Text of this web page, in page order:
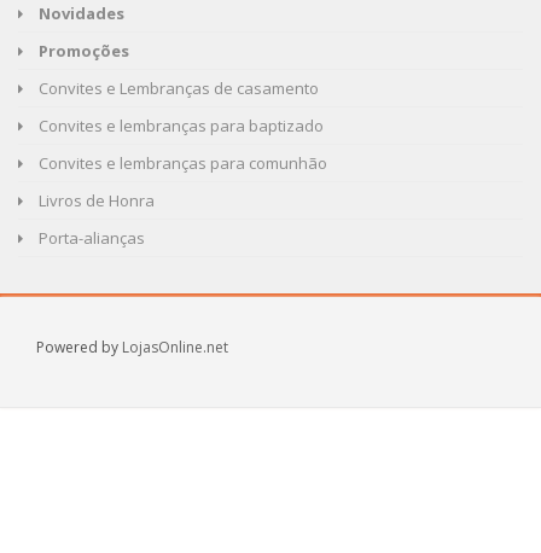
Novidades
Promoções
Convites e Lembranças de casamento
Convites e lembranças para baptizado
Convites e lembranças para comunhão
Livros de Honra
Porta-alianças
Powered by LojasOnline.net